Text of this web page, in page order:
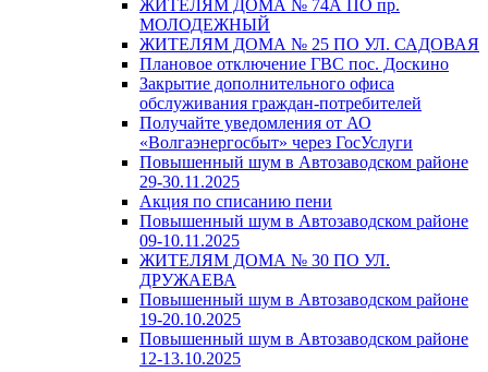
ЖИТЕЛЯМ ДОМА № 74А ПО пр.
МОЛОДЕЖНЫЙ
ЖИТЕЛЯМ ДОМА № 25 ПО УЛ. САДОВАЯ
Плановое отключение ГВС пос. Доскино
Закрытие дополнительного офиса
обслуживания граждан-потребителей
Получайте уведомления от АО
«Волгаэнергосбыт» через ГосУслуги
Повышенный шум в Автозаводском районе
29-30.11.2025
Акция по списанию пени
Повышенный шум в Автозаводском районе
09-10.11.2025
ЖИТЕЛЯМ ДОМА № 30 ПО УЛ.
ДРУЖАЕВА
Повышенный шум в Автозаводском районе
19-20.10.2025
Повышенный шум в Автозаводском районе
12-13.10.2025